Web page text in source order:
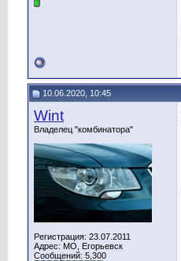
10.06.2020, 10:45
Wint
Владелец "комбинатора"
Регистрация: 23.07.2011
Адрес: МО, Егорьевск
Сообщений: 5,300